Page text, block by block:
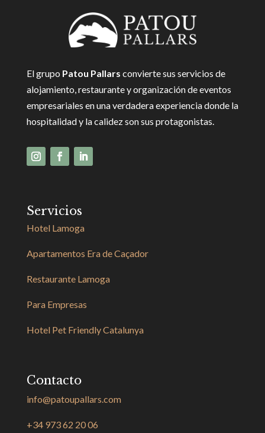
El grupo Patou Pallars convierte sus servicios de
alojamiento, restaurante y organización de eventos
empresariales en una verdadera experiencia donde la
hospitalidad y la calidez son sus protagonistas.
Servicios
Hotel Lamoga
Apartamentos Era de Caçador
Restaurante Lamoga
Para Empresas
Hotel Pet Friendly Catalunya
Contacto
info@patoupallars.com
+34 973 62 20 06